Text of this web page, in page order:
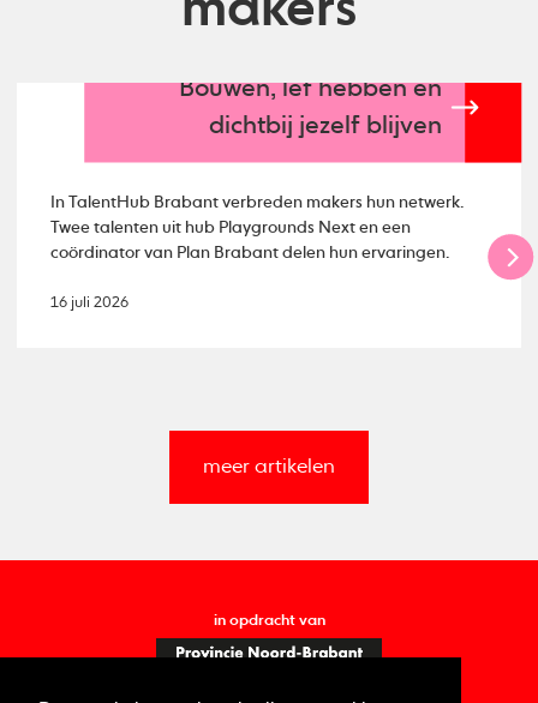
Bouwen, lef hebben en
dichtbij jezelf blijven
In TalentHub Brabant verbreden makers hun netwerk.
Twee talenten uit hub Playgrounds Next en een
coördinator van Plan Brabant delen hun ervaringen.
16 juli 2026
meer artikelen
in opdracht van